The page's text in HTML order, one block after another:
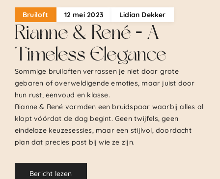
Bruiloft 12 mei 2023 Lidian Dekker
Rianne & René – A
Timeless Elegance
Sommige bruiloften verrassen je niet door grote
gebaren of overweldigende emoties, maar juist door
hun rust, eenvoud en klasse.
Rianne & René vormden een bruidspaar waarbij alles al
klopt vóórdat de dag begint. Geen twijfels, geen
eindeloze keuzesessies, maar een stijlvol, doordacht
plan dat precies past bij wie ze zijn.
Bericht lezen